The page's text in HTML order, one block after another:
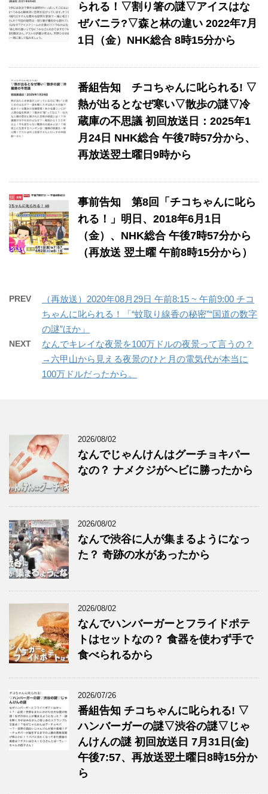
られる！▽割り箸の謎▽アイスはな
ぜバニラ?▽森と林の違い 2022年7月
1日（金）NHK総合 8時15分から
番組告知 チコちゃんに叱られる! ▽
熱が出るとなぜ寒い▽散歩の謎▽冷
蔵庫の不思議 初回放送日：2025年1
月24日 NHK総合 午後7時57分から、
再放送翌土曜日9時から
事前告知 ​第8回「チコちゃんに叱ら
れる！」​明日、2018年6月1日
（金）、NHK総合 午後7時57分から
（再放送 翌土曜 午前8時15分から）
PREV
（再放送）2020年08月29日 午前8:15 ~ 午前9:00 チコ
ちゃんに叱られる！「“蚊取り線香の秘密”“国道の数字
の謎”ほか」
NEXT
なんでキレイな夜景を100万ドルの夜景って言うの？
→六甲山から見える夜景のひと月の電気代が本当に
100万ドルだったから。
2026/08/02
なんでじゃんけんはグーチョキパー
なの？ ナメクジがヘビに勝ったから
2026/08/02
なんで渋谷に人が集まるようになっ
た？ 奇跡の水があったから
2026/08/02
なんでハンバーガーとフライドポテ
トはセットなの？ 食器を使わず手で
食べられるから
2026/07/26
番組告知 チコちゃんに叱られる! ▽
ハンバーガーの謎▽渋谷の謎▽じゃ
んけんの謎 初回放送日 7月31日(金)
午後7:57、再放送翌土曜日8時15分か
ら